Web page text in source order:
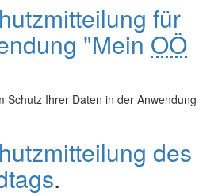
für
"Mein OÖ
Schutz Ihrer Daten in der Anwendung
des
.